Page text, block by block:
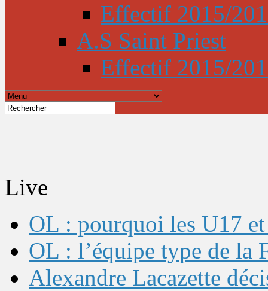
Effectif 2015/
A.S Saint Priest
Effectif 2015/
Live
OL : pourquoi les U17
OL : l’équipe type de la
Alexandre Lacazette